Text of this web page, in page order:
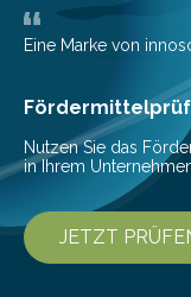
Deutschlands
Mit einer festlichen
Cyberagentur
Eine Marke von
Nutzen Sie das
in Ihrem
JETZT